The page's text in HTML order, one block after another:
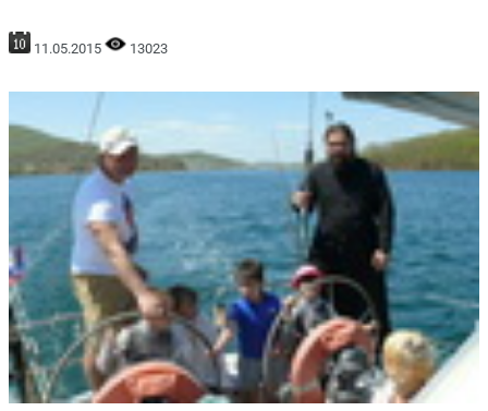
11.05.2015 13023